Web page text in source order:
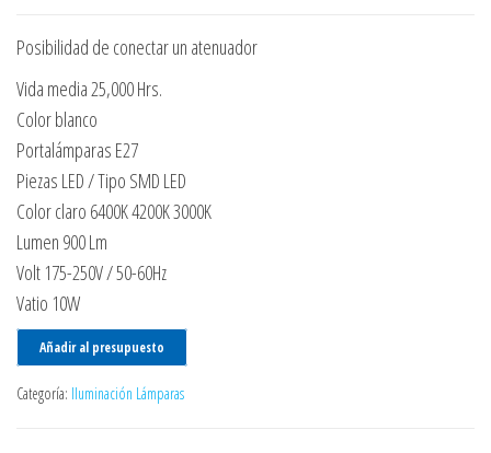
Posibilidad de conectar un atenuador
Vida media 25,000 Hrs.
Color blanco
Portalámparas E27
Piezas LED / Tipo SMD LED
Color claro 6400K 4200K 3000K
Lumen 900 Lm
Volt 175-250V / 50-60Hz
Vatio 10W
Añadir al presupuesto
Categoría: Iluminación Lámparas